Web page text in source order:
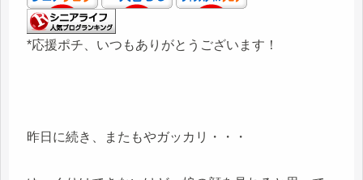
*応援ポチ、いつもありがとうございます！
昨日に続き、またもやガッカリ・・・